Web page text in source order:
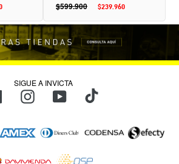
Precio
$239.960
Precio
$599.900
SIGUE A INVICTA
FacebookInstagramYouTubeTikTok
de